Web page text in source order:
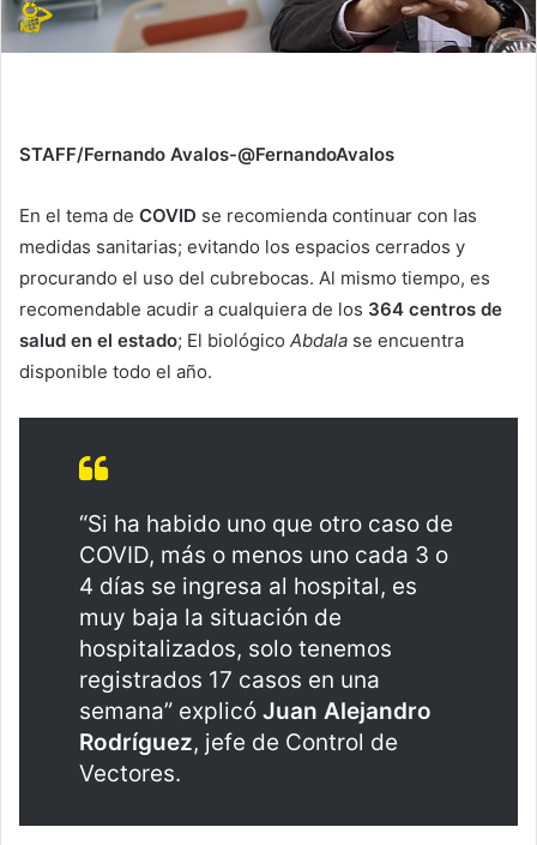
STAFF/Fernando Avalos-@FernandoAvalos
En el tema de COVID se recomienda continuar con las
medidas sanitarias; evitando los espacios cerrados y
procurando el uso del cubrebocas. Al mismo tiempo, es
recomendable acudir a cualquiera de los 364 centros de
salud en el estado; El biológico Abdala se encuentra
disponible todo el año.
“Si ha habido uno que otro caso de
COVID, más o menos uno cada 3 o
4 días se ingresa al hospital, es
muy baja la situación de
hospitalizados, solo tenemos
registrados 17 casos en una
semana” explicó Juan Alejandro
Rodríguez, jefe de Control de
Vectores.